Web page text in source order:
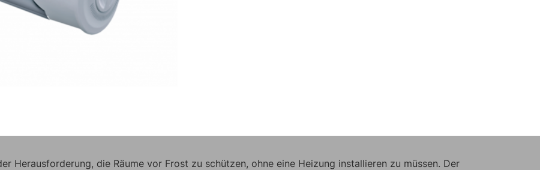
Herausforderung, die Räume vor Frost zu schützen, ohne eine Heizung installieren zu müssen. Der